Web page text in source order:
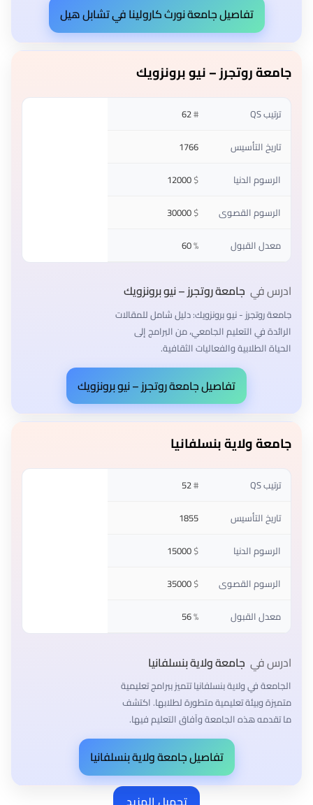
تفاصيل جامعة نورث كارولينا في تشابل هيل
جامعة روتجرز – نيو برونزويك
ترتيب QS #
62
تاريخ التأسيس
1766
الرسوم الدنيا
$
12000
الرسوم القصوى
$
30000
معدل القبول
%
60
ادرس في جامعة روتجرز – نيو برونزويك
جامعة روتجرز - نيو برونزويك: دليل شامل للمقالات
الرائدة في التعليم الجامعي، من البرامج إلى
الحياة الطلابية والفعاليات الثقافية.
تفاصيل جامعة روتجرز – نيو برونزويك
جامعة ولاية بنسلفانيا
ترتيب QS #
52
تاريخ التأسيس
1855
الرسوم الدنيا
$
15000
الرسوم القصوى
$
35000
معدل القبول
%
56
ادرس في جامعة ولاية بنسلفانيا
الجامعة في ولاية بنسلفانيا تتميز ببرامج تعليمية
متميزة وبيئة تعليمية متطورة لطلابها. اكتشف
ما تقدمه هذه الجامعة وآفاق التعليم فيها.
تفاصيل جامعة ولاية بنسلفانيا